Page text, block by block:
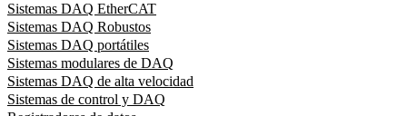
Sistemas DAQ EtherCAT
Sistemas DAQ Robustos
Sistemas DAQ portátiles
Sistemas modulares de DAQ
Sistemas DAQ de alta velocidad
Sistemas de control y DAQ